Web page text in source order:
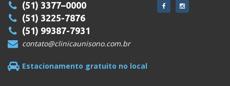
(51) 3377–0000
(51) 3225-7876
(51) 99387-7931
contato@clinicaunisono.com.br
Estacionamento gratuito no local